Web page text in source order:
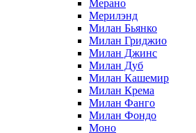
Мерано
Мерилэнд
Милан Бьянко
Милан Гриджио
Милан Джинс
Милан Дуб
Милан Кашемир
Милан Крема
Милан Фанго
Милан Фондо
Моно